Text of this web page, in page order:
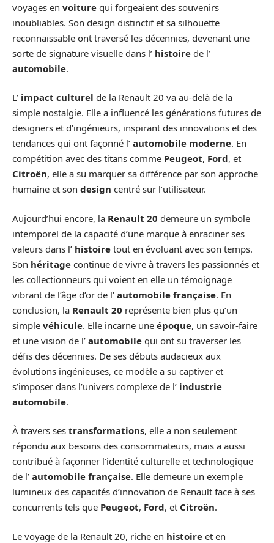
voyages en voiture qui forgeaient des souvenirs
inoubliables. Son design distinctif et sa silhouette
reconnaissable ont traversé les décennies, devenant une
sorte de signature visuelle dans l’ histoire de l’
automobile.
L’ impact culturel de la Renault 20 va au-delà de la
simple nostalgie. Elle a influencé les générations futures de
designers et d’ingénieurs, inspirant des innovations et des
tendances qui ont façonné l’ automobile moderne. En
compétition avec des titans comme Peugeot, Ford, et
Citroën, elle a su marquer sa différence par son approche
humaine et son design centré sur l’utilisateur.
Aujourd’hui encore, la Renault 20 demeure un symbole
intemporel de la capacité d’une marque à enraciner ses
valeurs dans l’ histoire tout en évoluant avec son temps.
Son héritage continue de vivre à travers les passionnés et
les collectionneurs qui voient en elle un témoignage
vibrant de l’âge d’or de l’ automobile française. En
conclusion, la Renault 20 représente bien plus qu’un
simple véhicule. Elle incarne une époque, un savoir-faire
et une vision de l’ automobile qui ont su traverser les
défis des décennies. De ses débuts audacieux aux
évolutions ingénieuses, ce modèle a su captiver et
s’imposer dans l’univers complexe de l’ industrie
automobile.
À travers ses transformations, elle a non seulement
répondu aux besoins des consommateurs, mais a aussi
contribué à façonner l’identité culturelle et technologique
de l’ automobile française. Elle demeure un exemple
lumineux des capacités d’innovation de Renault face à ses
concurrents tels que Peugeot, Ford, et Citroën.
Le voyage de la Renault 20, riche en histoire et en